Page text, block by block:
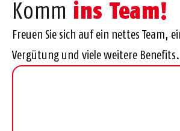
Komm ins Team!
Freuen Sie sich auf ein nettes Team,
Vergütung und viele weitere Benefits.